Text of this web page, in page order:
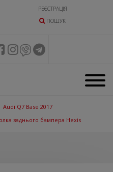
РЕЄСТРАЦІЯ
ПОШУК
Audi Q7 Base 2017
заднього бампера Hexis